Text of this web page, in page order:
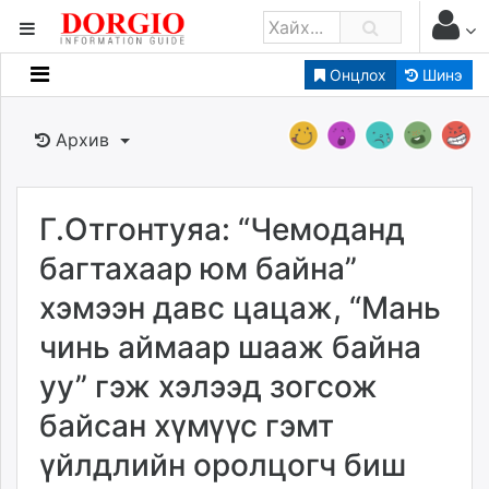
Онцлох Шинэ
Мэдээллийн
Банк санхүү
Бизнес ААН
Төрийн
dorgio.mn
Gogo.mn
news.mn
zindaa.mn
Baabar.mn
tovch.mn
Архив
Г.Отгонтуяа: “Чемоданд
багтахаар юм байна”
хэмээн давс цацаж, “Мань
чинь аймаар шааж байна
уу” гэж хэлээд зогсож
байсан хүмүүс гэмт
үйлдлийн оролцогч биш